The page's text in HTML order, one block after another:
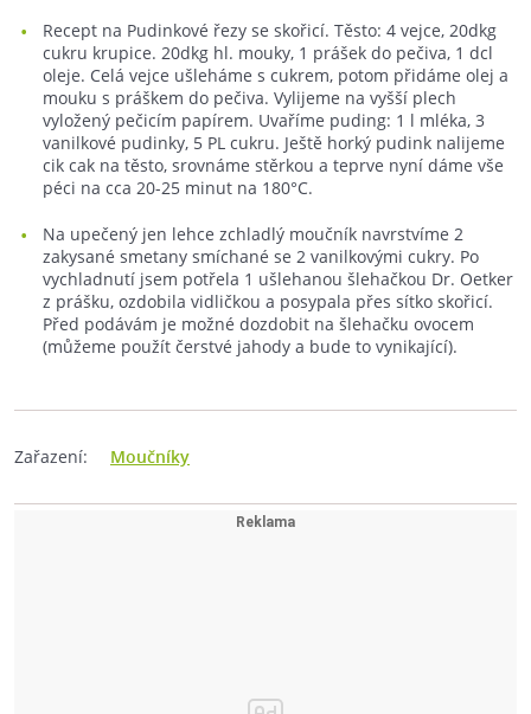
Recept na Pudinkové řezy se skořicí. Těsto: 4 vejce, 20dkg
cukru krupice. 20dkg hl. mouky, 1 prášek do pečiva, 1 dcl
oleje. Celá vejce ušleháme s cukrem, potom přidáme olej a
mouku s práškem do pečiva. Vylijeme na vyšší plech
vyložený pečicím papírem. Uvaříme puding: 1 l mléka, 3
vanilkové pudinky, 5 PL cukru. Ještě horký pudink nalijeme
cik cak na těsto, srovnáme stěrkou a teprve nyní dáme vše
péci na cca 20-25 minut na 180°C.
Na upečený jen lehce zchladlý moučník navrstvíme 2
zakysané smetany smíchané se 2 vanilkovými cukry. Po
vychladnutí jsem potřela 1 ušlehanou šlehačkou Dr. Oetker
z prášku, ozdobila vidličkou a posypala přes sítko skořicí.
Před podávám je možné dozdobit na šlehačku ovocem
(můžeme použít čerstvé jahody a bude to vynikající).
Zařazení: Moučníky